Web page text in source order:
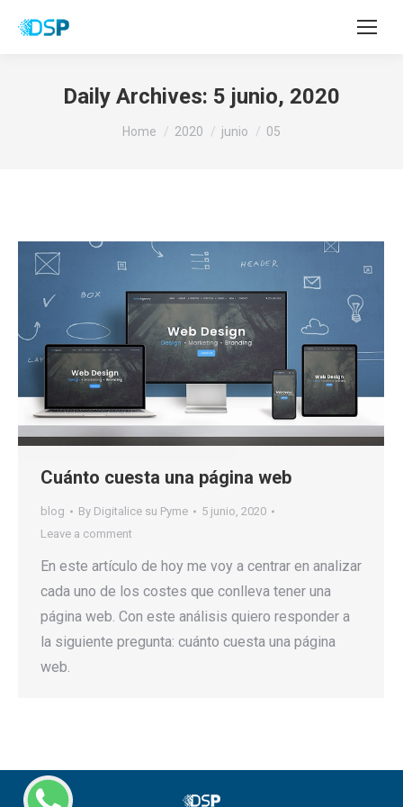
Daily Archives: 5 junio, 2020
You are here:
Home 2020 junio 05
Cuánto cuesta una página web
blog By Digitalice su Pyme
5 junio, 2020
Leave a comment
En este artículo de hoy me voy a centrar en analizar
cada uno de los costes que conlleva tener una
página web. Con este análisis quiero responder a
la siguiente pregunta: cuánto cuesta una página
web.